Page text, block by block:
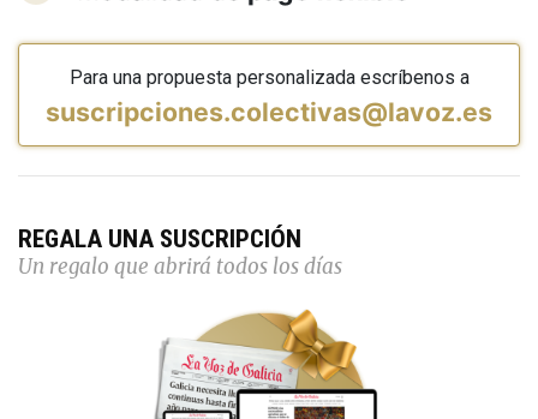
Para una propuesta personalizada escríbenos a
suscripciones.colectivas@lavoz.es
REGALA UNA SUSCRIPCIÓN
Un regalo que abrirá todos los días